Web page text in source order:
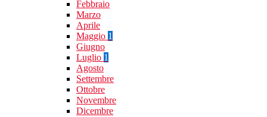
Febbraio
Marzo
Aprile
Maggio 1
Giugno
Luglio 1
Agosto
Settembre
Ottobre
Novembre
Dicembre